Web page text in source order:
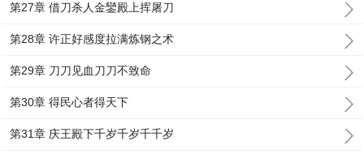
第27章 借刀杀人金鑾殿上挥屠刀
第28章 许正好感度拉满炼钢之术
第29章 刀刀见血刀刀不致命
第30章 得民心者得天下
第31章 庆王殿下千岁千岁千千岁